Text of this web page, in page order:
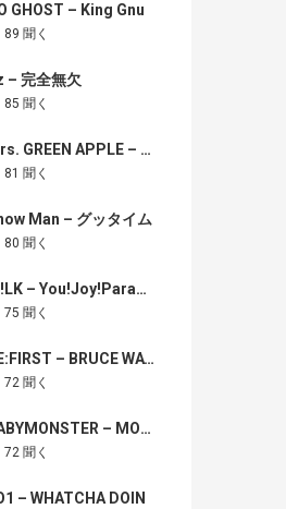
GHOST – King Gnu
89 聞く
– 完全無欠
85 聞く
Mrs. GREEN APPLE – Brand New
81 聞く
Man – グッタイム
80 聞く
M!LK – You!Joy!Parade!
75 聞く
BE:FIRST – BRUCE WAYNE
72 聞く
BABYMONSTER – MOON
72 聞く
– WHATCHA DOIN